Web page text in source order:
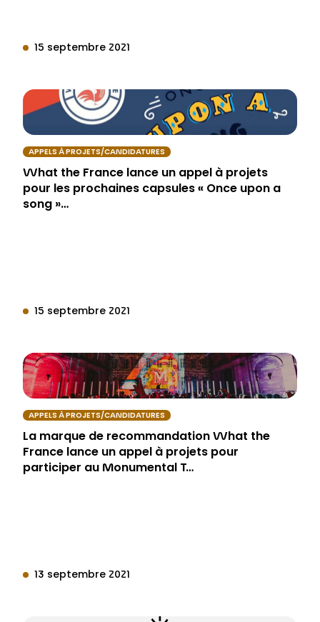
15 septembre 2021
APPELS À PROJETS/CANDIDATURES
What the France lance un appel à projets
pour les prochaines capsules « Once upon a
song »…
15 septembre 2021
APPELS À PROJETS/CANDIDATURES
La marque de recommandation What the
France lance un appel à projets pour
participer au Monumental T…
13 septembre 2021